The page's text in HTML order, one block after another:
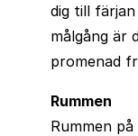
dig till
målgång är
promenad
Rummen
Rummen